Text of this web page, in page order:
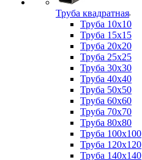
Труба квадратная
Труба 10x10
Труба 15x15
Труба 20x20
Труба 25x25
Труба 30x30
Труба 40x40
Труба 50x50
Труба 60x60
Труба 70x70
Труба 80x80
Труба 100x100
Труба 120x120
Труба 140x140